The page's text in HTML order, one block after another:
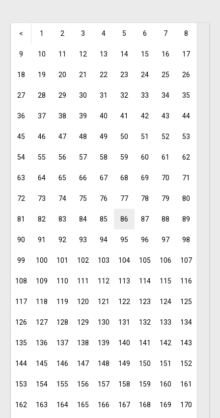
< 1 2 3 4 5 6 7 8
9 10 11 12 13 14 15 16 17
18 19 20 21 22 23 24 25 26
27 28 29 30 31 32 33 34 35
36 37 38 39 40 41 42 43 44
45 46 47 48 49 50 51 52 53
54 55 56 57 58 59 60 61 62
63 64 65 66 67 68 69 70 71
72 73 74 75 76 77 78 79 80
81 82 83 84 85 86 87 88 89
90 91 92 93 94 95 96 97 98
99 100 101 102 103 104 105 106 107
108 109 110 111 112 113 114 115 116
117 118 119 120 121 122 123 124 125
126 127 128 129 130 131 132 133 134
135 136 137 138 139 140 141 142 143
144 145 146 147 148 149 150 151 152
153 154 155 156 157 158 159 160 161
162 163 164 165 166 167 168 169 170